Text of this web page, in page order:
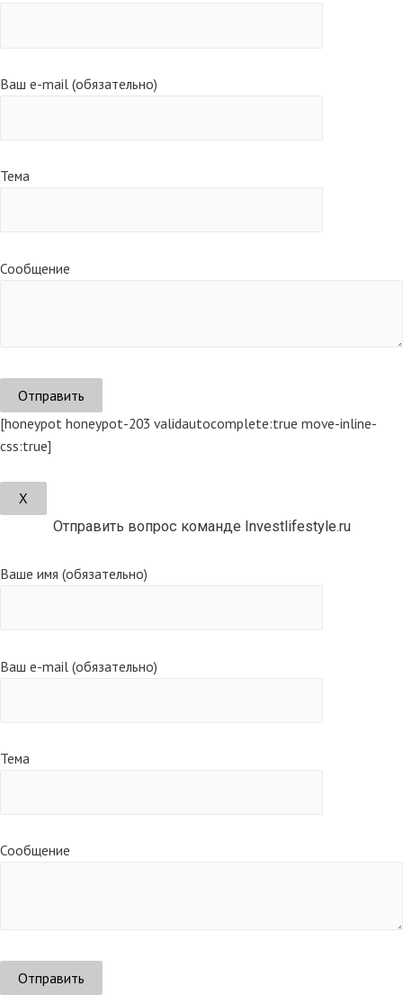
Ваш e-mail (обязательно)
Тема
Сообщение
[honeypot honeypot-203 validautocomplete:true move-inline-
css:true]
Х
Отправить вопрос команде Investlifestyle.ru
Ваше имя (обязательно)
Ваш e-mail (обязательно)
Тема
Сообщение